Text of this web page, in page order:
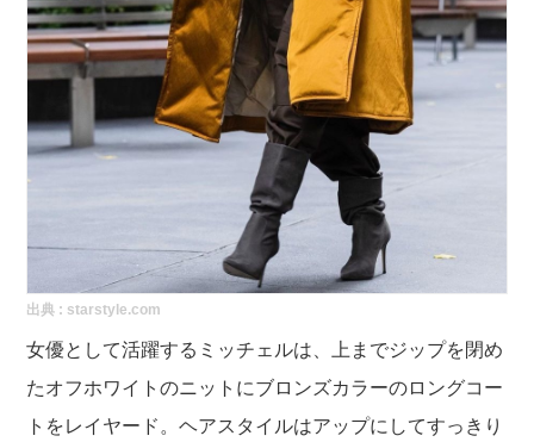
出典 : starstyle.com
女優として活躍するミッチェルは、上までジップを閉め
たオフホワイトのニットにブロンズカラーのロングコー
トをレイヤード。ヘアスタイルはアップにしてすっきり